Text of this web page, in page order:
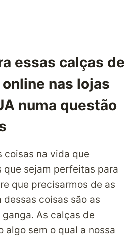
essas calças de
nas lojas
numa questão
coisas na vida que
que sejam perfeitas para
que precisarmos de as
dessas coisas são as
As calças de
algo sem o qual a nossa